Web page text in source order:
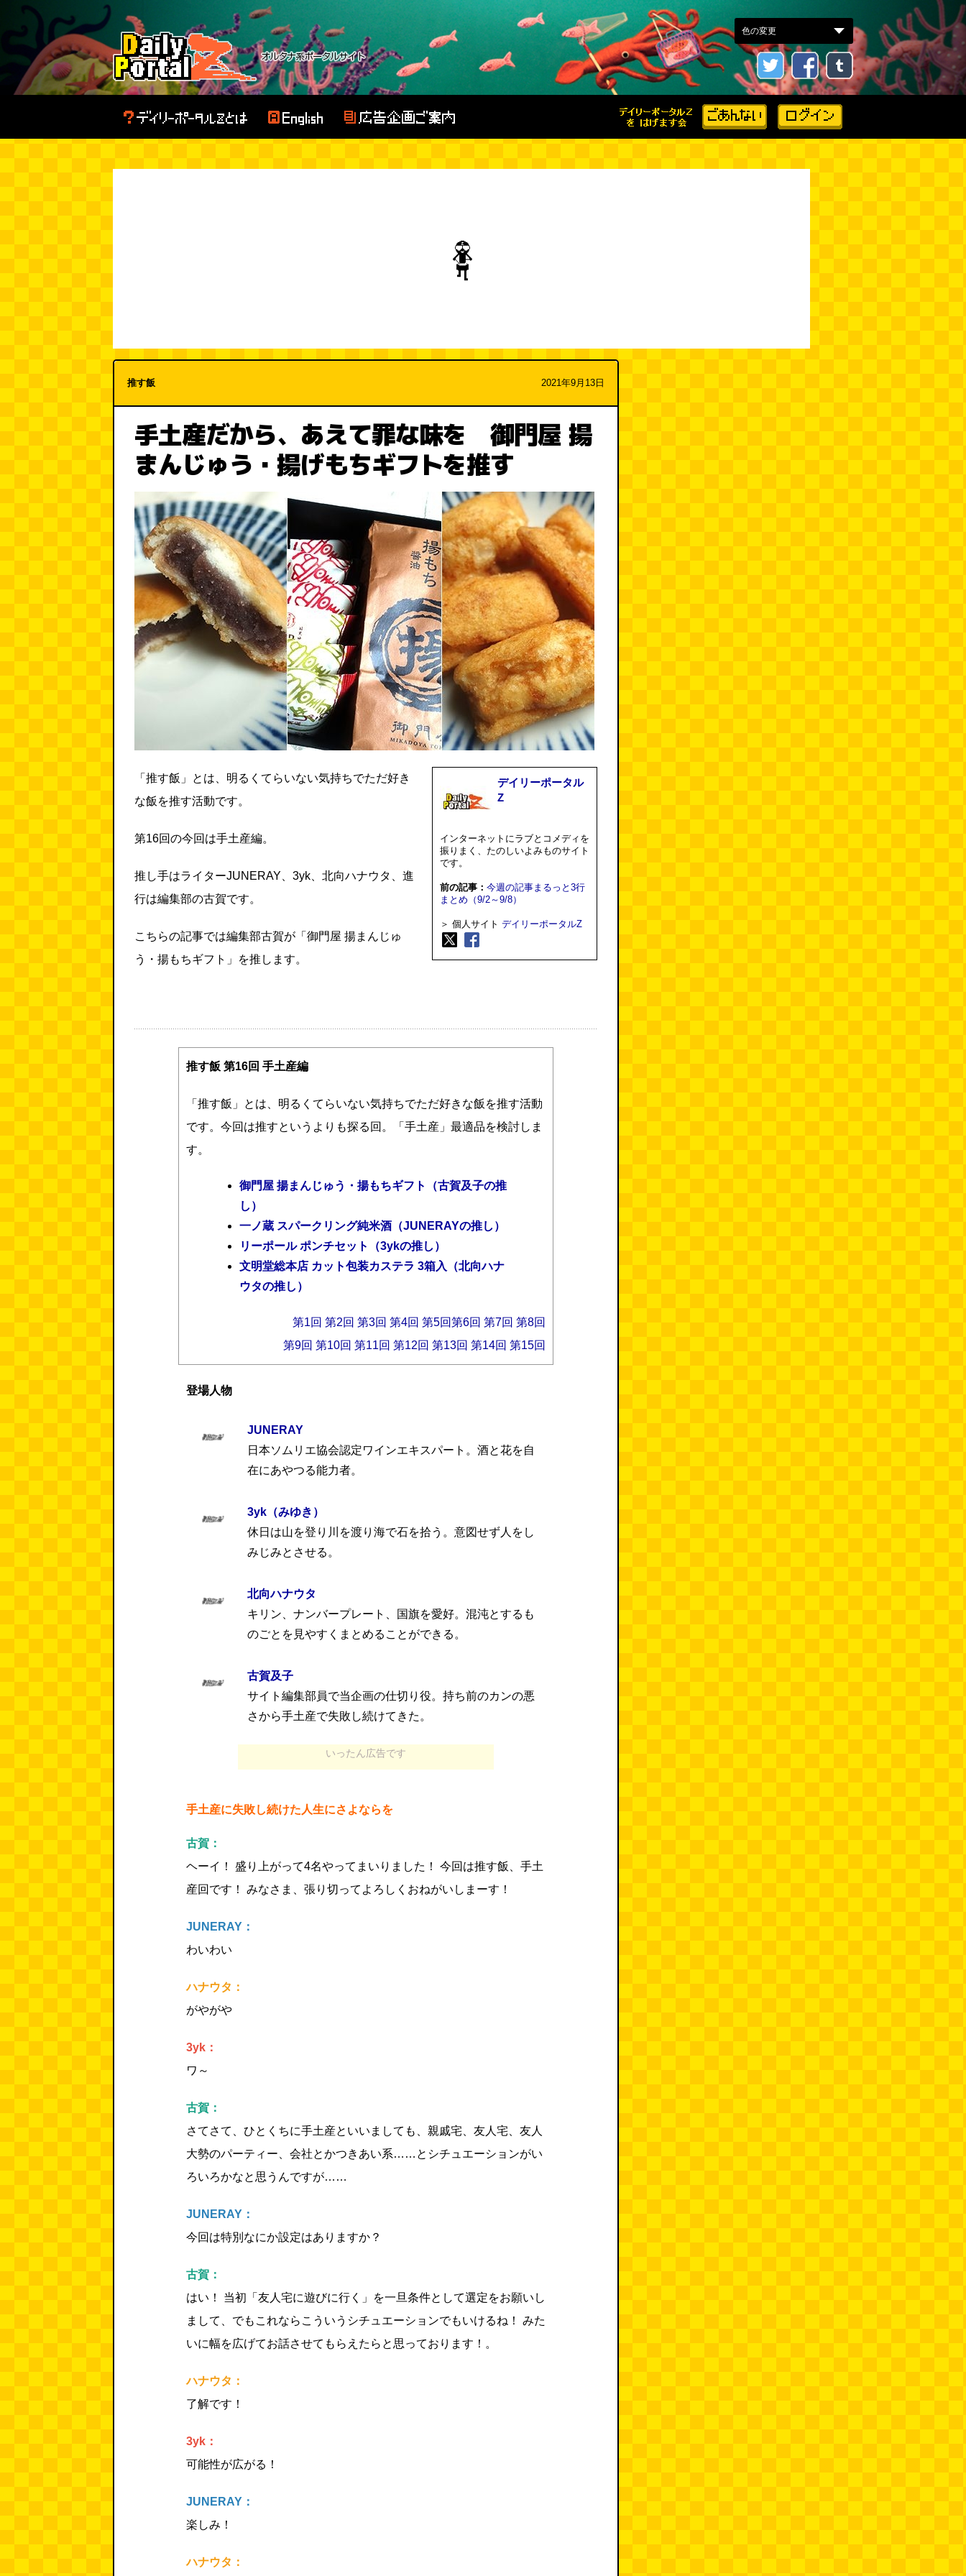
推す飯 2021年9月13日
手土産だから、あえて罪な味を 御門屋 揚
まんじゅう・揚げもちギフトを推す
「推す飯」とは、明るくてらいない気持ちでただ好き
な飯を推す活動です。
第16回の今回は手土産編。
推し手はライターJUNERAY、3yk、北向ハナウタ、進
行は編集部の古賀です。
こちらの記事では編集部古賀が「御門屋 揚まんじゅ
う・揚もちギフト」を推します。
デイリーポータル
Z
インターネットにラブとコメディを
振りまく、たのしいよみものサイト
です。
前の記事： 今週の記事まるっと3行
まとめ（9/2～9/8）
＞ 個人サイト デイリーポータルZ
推す飯 第16回 手土産編
「推す飯」とは、明るくてらいない気持ちでただ好きな飯を推す活動
です。今回は推すというよりも探る回。「手土産」最適品を検討しま
す。
御門屋 揚まんじゅう・揚もちギフト（古賀及子の推
し）
一ノ蔵 スパークリング純米酒（JUNERAYの推し）
リーポール ポンチセット
（3ykの推し）
文明堂総本店 カット包装カステラ 3箱入（北向ハナ
ウタの推し）
第1回 第2回 第3回 第4回 第5回第6回 第7回 第8回
第9回 第10回 第11回 第12回 第13回 第14回 第15回
登場人物
JUNERAY
日本ソムリエ協会認定ワインエキスパート。酒と花を自
在にあやつる能力者。
3yk（みゆき）
休日は山を登り川を渡り海で石を拾う。意図せず人をし
みじみとさせる。
北向ハナウタ
キリン、ナンバープレート、国旗を愛好。混沌とするも
のごとを見やすくまとめることができる。
古賀及子
サイト編集部員で当企画の仕切り役。持ち前のカンの悪
さから手土産で失敗し続けてきた。
いったん広告です
手土産に失敗し続けた人生にさよならを
古賀：
ヘーイ！ 盛り上がって4名やってまいりました！ 今回は推す飯、手土
産回です！ みなさま、張り切ってよろしくおねがいしまーす！
JUNERAY：
わいわい
ハナウタ：
がやがや
3yk：
ワ～
古賀：
さてさて、ひとくちに手土産といいましても、親戚宅、友人宅、友人
大勢のパーティー、会社とかつきあい系……とシチュエーションがい
ろいろかなと思うんですが……
JUNERAY：
今回は特別なにか設定はありますか？
古賀：
はい！ 当初「友人宅に遊びに行く」を一旦条件として選定をお願いし
まして、でもこれならこういうシチュエーションでもいけるね！ みた
いに幅を広げてお話させてもらえたらと思っております！。
ハナウタ：
了解です！
3yk：
可能性が広がる！
JUNERAY：
楽しみ！
ハナウタ：